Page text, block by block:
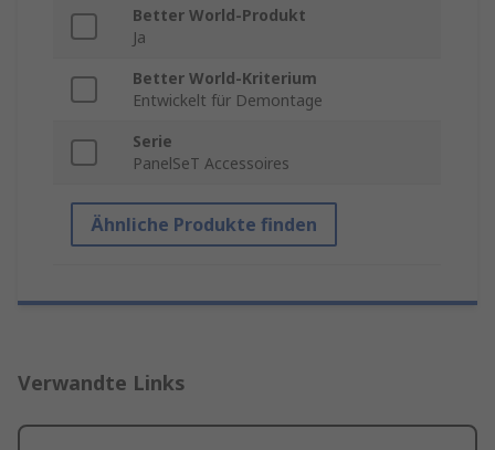
Better World-Produkt
Ja
Better World-Kriterium
Entwickelt für Demontage
Serie
PanelSeT Accessoires
Ähnliche Produkte finden
Verwandte Links